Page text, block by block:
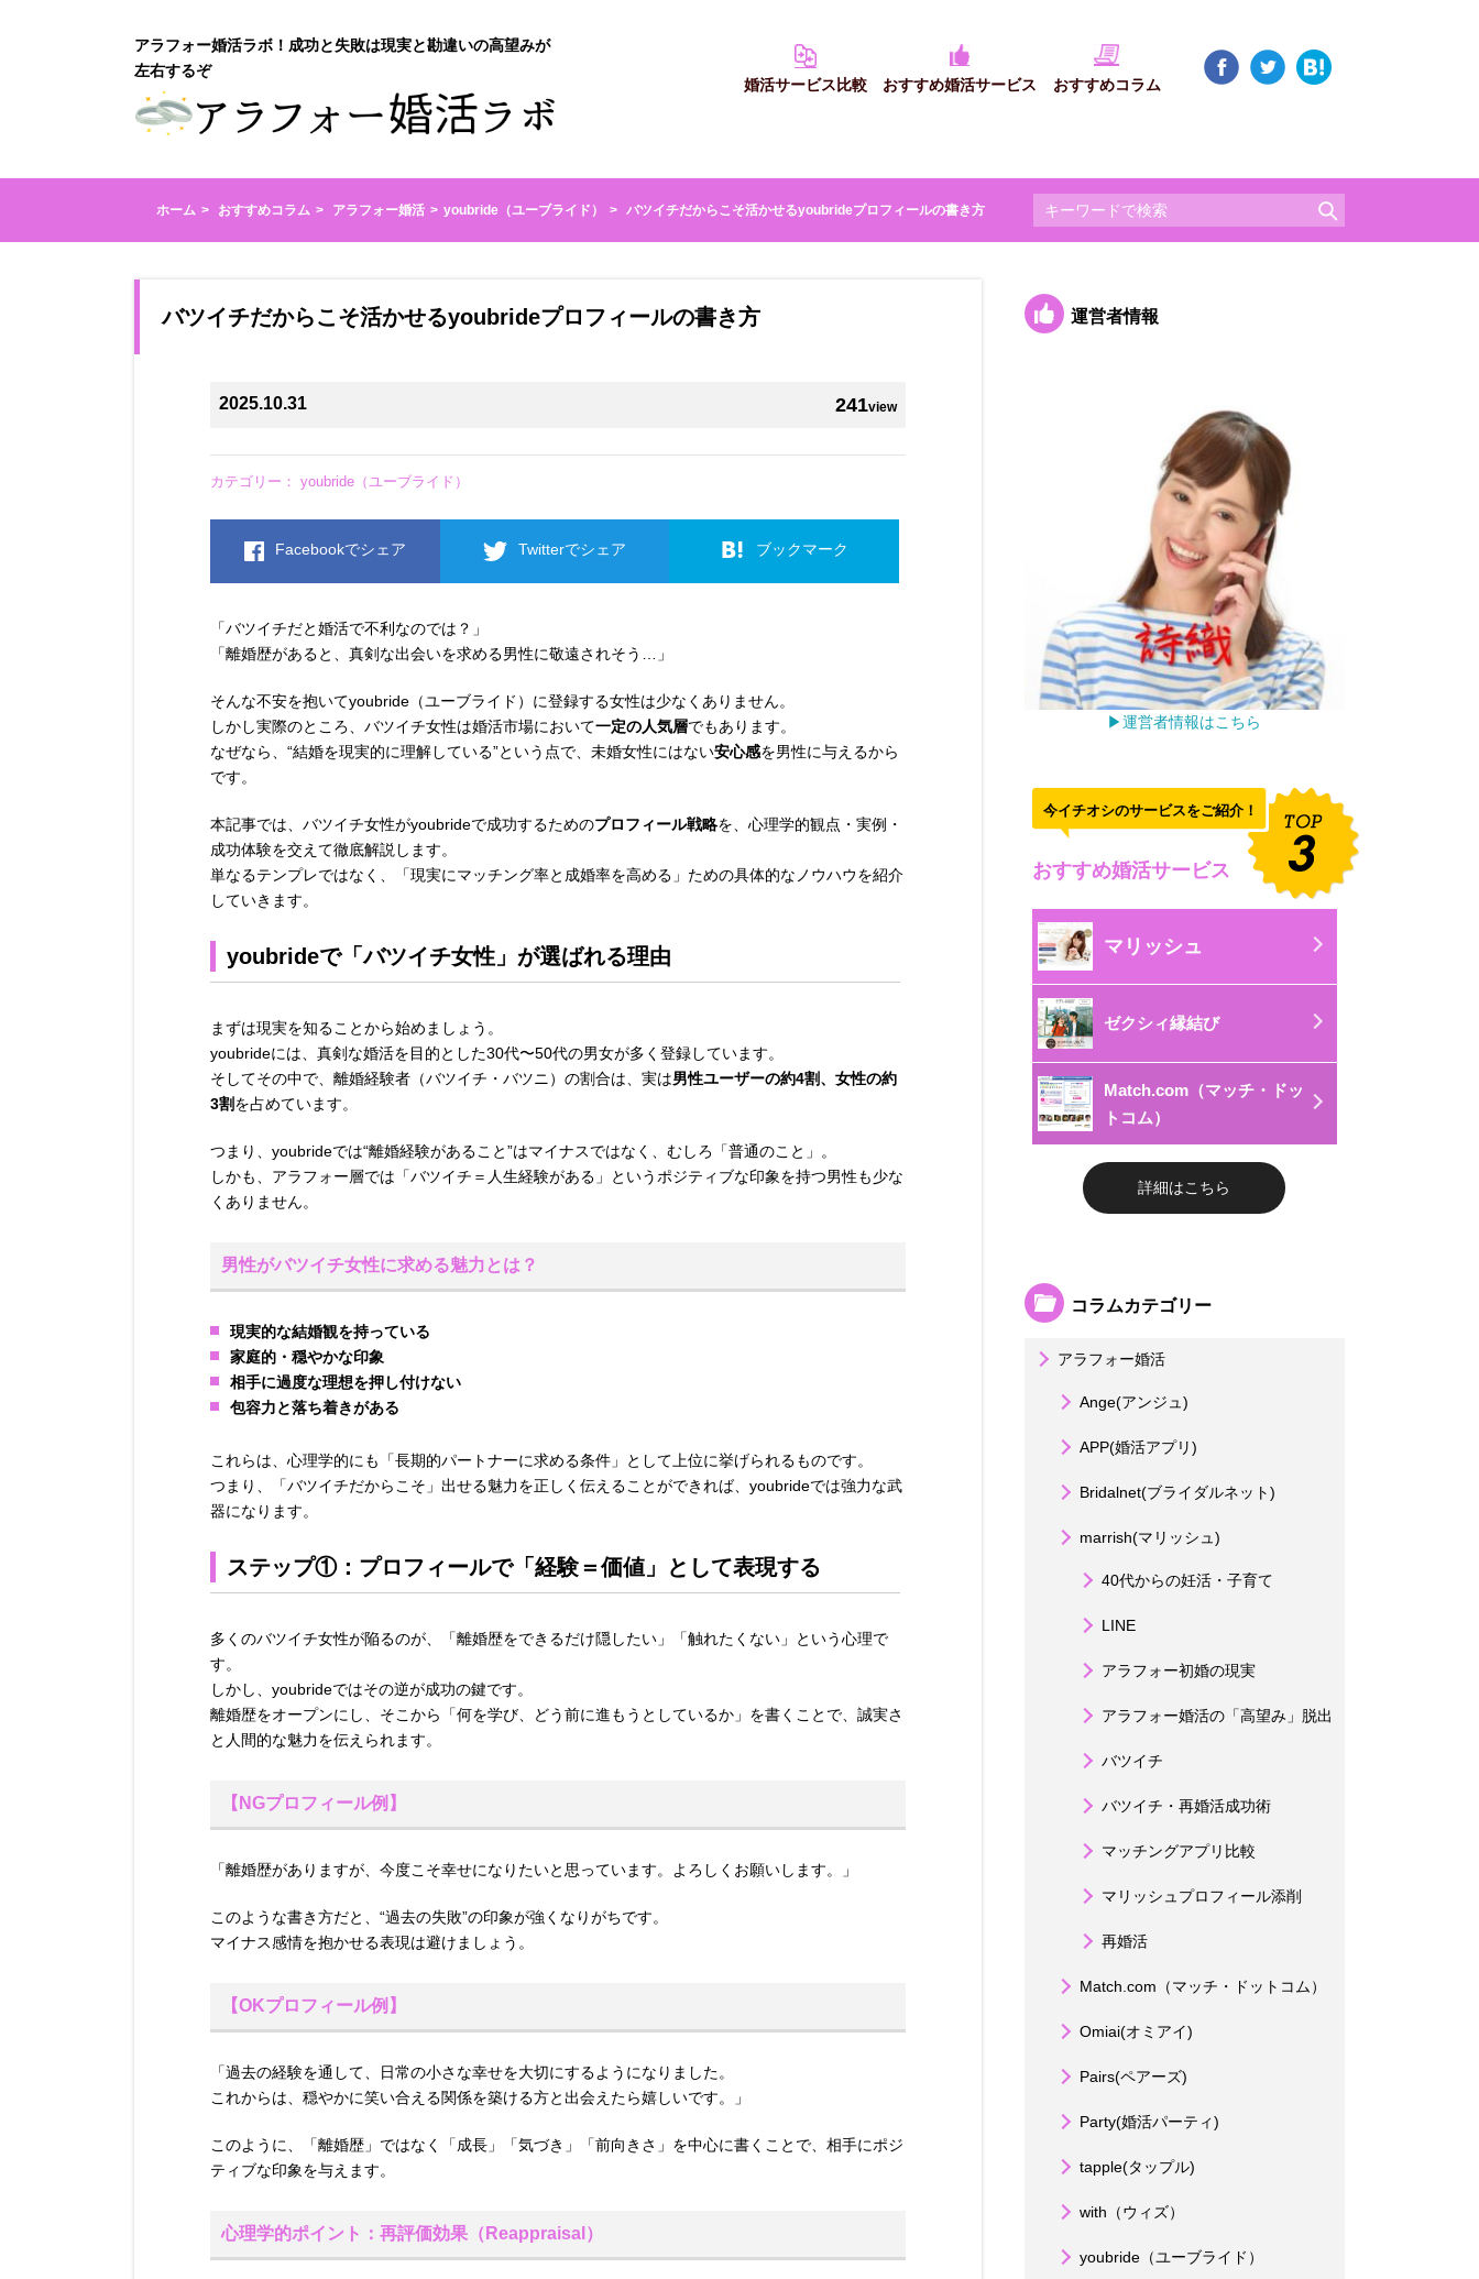
アラフォー婚活ラボ！成功と失敗は現実と勘違いの高望みが
左右するぞ
婚活サービス比較
おすすめ婚活サービス おすすめコラム
ホーム おすすめコラム アラフォー婚活 youbride（ユーブライド） バツイチだからこそ活かせるyoubrideプロフィールの書き方
バツイチだからこそ活かせるyoubrideプロフィールの書き方
241view
2025.10.31
カテゴリー： youbride（ユーブライド）
Facebookでシェア Twitterでシェア ブックマーク
「バツイチだと婚活で不利なのでは？」
「離婚歴があると、真剣な出会いを求める男性に敬遠されそう…」
そんな不安を抱いてyoubride（ユーブライド）に登録する女性は少なくありません。
しかし実際のところ、バツイチ女性は婚活市場において一定の人気層でもあります。
なぜなら、“結婚を現実的に理解している”という点で、未婚女性にはない安心感を男性に与えるから
です。
本記事では、バツイチ女性がyoubrideで成功するためのプロフィール戦略を、心理学的観点・実例・
成功体験を交えて徹底解説します。
単なるテンプレではなく、「現実にマッチング率と成婚率を高める」ための具体的なノウハウを紹介
していきます。
youbrideで「バツイチ女性」が選ばれる理由
まずは現実を知ることから始めましょう。
youbrideには、真剣な婚活を目的とした30代〜50代の男女が多く登録しています。
そしてその中で、離婚経験者（バツイチ・バツニ）の割合は、実は男性ユーザーの約4割、女性の約
3割を占めています。
つまり、youbrideでは“離婚経験があること”はマイナスではなく、むしろ「普通のこと」。
しかも、アラフォー層では「バツイチ＝人生経験がある」というポジティブな印象を持つ男性も少な
くありません。
男性がバツイチ女性に求める魅力とは？
現実的な結婚観を持っている
家庭的・穏やかな印象
相手に過度な理想を押し付けない
包容力と落ち着きがある
これらは、心理学的にも「長期的パートナーに求める条件」として上位に挙げられるものです。
つまり、「バツイチだからこそ」出せる魅力を正しく伝えることができれば、youbrideでは強力な武
器になります。
ステップ①：プロフィールで「経験＝価値」として表現する
多くのバツイチ女性が陥るのが、「離婚歴をできるだけ隠したい」「触れたくない」という心理で
す。
しかし、youbrideではその逆が成功の鍵です。
離婚歴をオープンにし、そこから「何を学び、どう前に進もうとしているか」を書くことで、誠実さ
と人間的な魅力を伝えられます。
【NGプロフィール例】
「離婚歴がありますが、今度こそ幸せになりたいと思っています。よろしくお願いします。」
このような書き方だと、“過去の失敗”の印象が強くなりがちです。
マイナス感情を抱かせる表現は避けましょう。
【OKプロフィール例】
「過去の経験を通して、日常の小さな幸せを大切にするようになりました。
これからは、穏やかに笑い合える関係を築ける方と出会えたら嬉しいです。」
このように、「離婚歴」ではなく「成長」「気づき」「前向きさ」を中心に書くことで、相手にポジ
ティブな印象を与えます。
心理学的ポイント：再評価効果（Reappraisal）
運営者情報
▶運営者情報はこちら
今イチオシのサービスをご紹介！
おすすめ婚活サービス
マリッシュ
ゼクシィ縁結び
Match.com（マッチ・ドッ
トコム）
詳細はこちら
コラムカテゴリー
アラフォー婚活
Ange(アンジュ)
APP(婚活アプリ)
Bridalnet(ブライダルネット)
marrish(マリッシュ)
40代からの妊活・子育て
LINE
アラフォー初婚の現実
アラフォー婚活の「高望み」脱出
バツイチ
バツイチ・再婚活成功術
マッチングアプリ比較
マリッシュプロフィール添削
再婚活
Match.com（マッチ・ドットコム）
Omiai(オミアイ)
Pairs(ペアーズ)
Party(婚活パーティ)
tapple(タップル)
with（ウィズ）
youbride（ユーブライド）